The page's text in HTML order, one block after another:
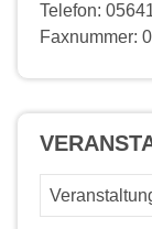
Telefon:
Faxnummer: